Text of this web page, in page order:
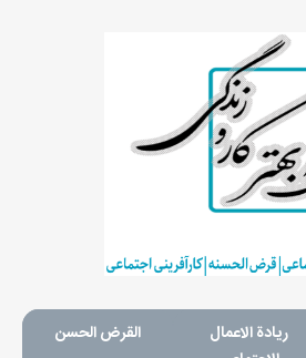
ریادة الاعمال
القرض الحسن